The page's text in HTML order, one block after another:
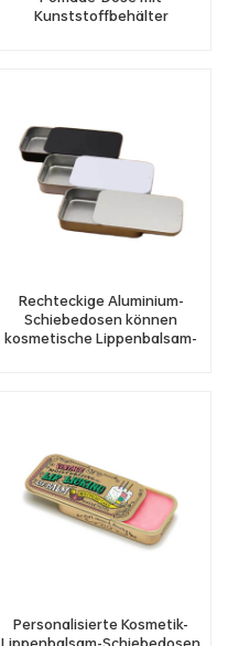
Kunststoffbehälter
Rechteckige Aluminium-
Schiebedosen können
kosmetische Lippenbalsam-
Personalisierte Kosmetik-